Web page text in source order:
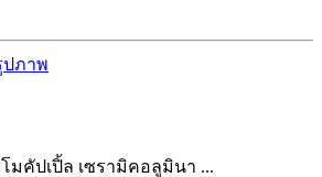
มคัปเปิ้ล เซรามิคอลูมินา ...